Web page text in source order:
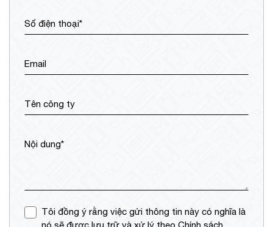
Số điện thoại*
Email
Tên công ty
Nội dung*
Tôi đồng ý rằng việc gửi thông tin này có nghĩa là